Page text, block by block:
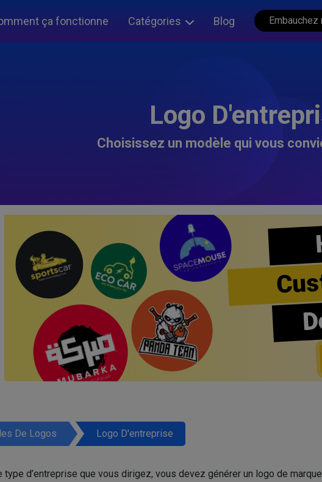
ça fonctionne Catégories Blog Embauchez
Logo
Choisissez un modèle qui vous
De Logos Logo D'entreprise
type d’entreprise que vous dirigez, vous devez générer un logo de